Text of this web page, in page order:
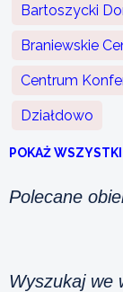
Bartoszycki
Braniewskie
Centrum
Działdowo
POKAŻ
Polecane
Wyszukaj we